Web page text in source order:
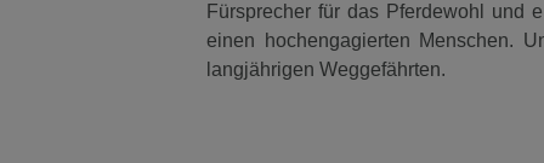
Fürsprecher für das Pferdewohl und
einen hochengagierten Menschen.
langjährigen Weggefährten.